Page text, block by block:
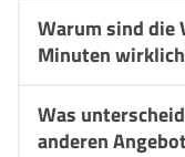
Warum sind die
Minuten
Was
anderen